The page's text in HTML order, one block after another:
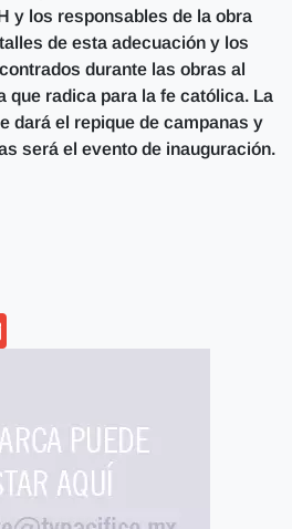
y los responsables de la obra
de esta adecuación y los
durante las obras al
que radica para la fe católica. La
dará el repique de campanas y
será el evento de inauguración.